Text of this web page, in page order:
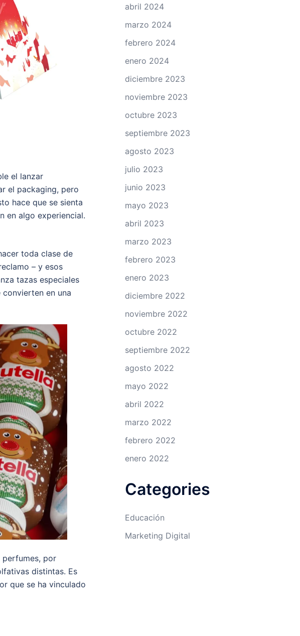
el lanzar
el packaging, pero
hace que se sienta
en algo experiencial.
toda clase de
– y esos
tazas especiales
en una
perfumes, por
distintas. Es
que se ha vinculado
abril 2024
marzo 2024
febrero 2024
enero 2024
diciembre 2023
noviembre 2023
octubre 2023
septiembre 2023
agosto 2023
julio 2023
junio 2023
mayo 2023
abril 2023
marzo 2023
febrero 2023
enero 2023
diciembre 2022
noviembre 2022
octubre 2022
septiembre 2022
agosto 2022
mayo 2022
abril 2022
marzo 2022
febrero 2022
enero 2022
Categories
Educación
Marketing Digital